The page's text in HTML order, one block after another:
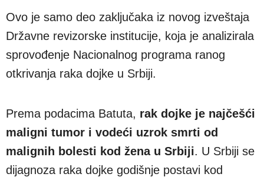
Ovo je samo deo zaključaka iz novog izveštaja
Državne revizorske institucije, koja je analizirala
sprovođenje Nacionalnog programa ranog
otkrivanja raka dojke u Srbiji.
Prema podacima Batuta, rak dojke je najčešći
maligni tumor i vodeći uzrok smrti od
malignih bolesti kod žena u Srbiji. U Srbiji se
dijagnoza raka dojke godišnje postavi kod